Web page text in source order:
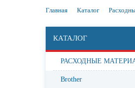
Главная Каталог
КАТАЛОГ
РАСХОДНЫЕ
Brother